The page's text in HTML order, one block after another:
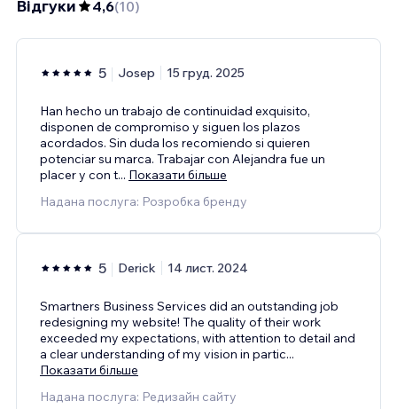
Відгуки 4,6(10)
5 Josep 15 груд. 2025
Han hecho un trabajo de continuidad exquisito,
disponen de compromiso y siguen los plazos
acordados. Sin duda los recomiendo si quieren
potenciar su marca. Trabajar con Alejandra fue un
placer y con t... Показати більше
Надана послуга: Розробка бренду
5 Derick 14 лист. 2024
Smartners Business Services did an outstanding job
redesigning my website! The quality of their work
exceeded my expectations, with attention to detail and
a clear understanding of my vision in partic...
Показати більше
Надана послуга: Редизайн сайту